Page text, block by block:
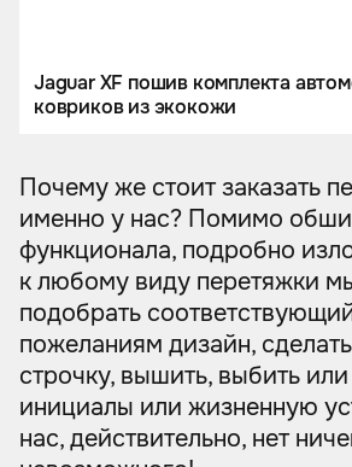
Jaguar XF пошив комплекта
ковриков из экокожи
Почему же стоит заказать
именно у нас? Помимо
функционала, подробно
к любому виду перетяжки
подобрать
пожеланиям дизайн,
строчку, вышить, выбить
инициалы или жизненную
нас, действительно, нет